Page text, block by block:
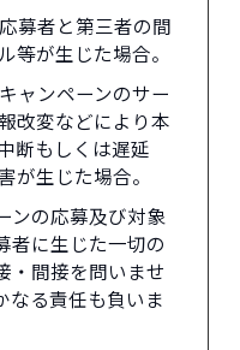
募者と第三者の間
等が生じた場合。
ャンペーンのサー
改変などにより本
断もしくは遅延
が生じた場合。
ンの応募及び対象
者に生じた一切の
・間接を問いませ
なる責任も負いま